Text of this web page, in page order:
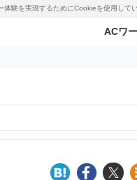
体験を実現するためにCookieを使用し
ACワ